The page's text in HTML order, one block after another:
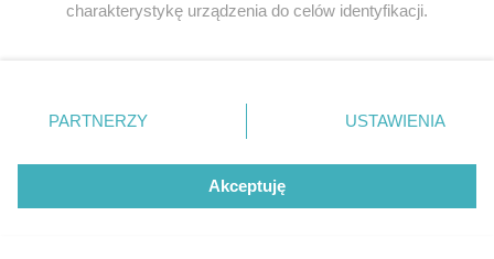
ODWIEDŹ RÓWNIEŻ:
książkach
Twojahistoria.pl • Historia jakiej nie znasz
charakterystykę urządzenia do celów identyfikacji.
zmienić/wycofać klikając przycisk ustawień prywatności
znajdujący się w lewym dolnym rogu strony
. Niektóre
użytkownika, ale masz prawo sprzeciwić się takiemu
przetwarzaniu. Preferencje będą miały zastosowania tylko
PARTNERZY USTAWIENIA
Akceptuję